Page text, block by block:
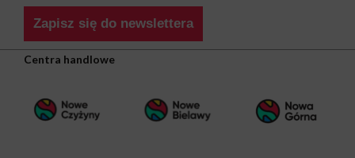
Zapisz się do newslettera
Centra handlowe